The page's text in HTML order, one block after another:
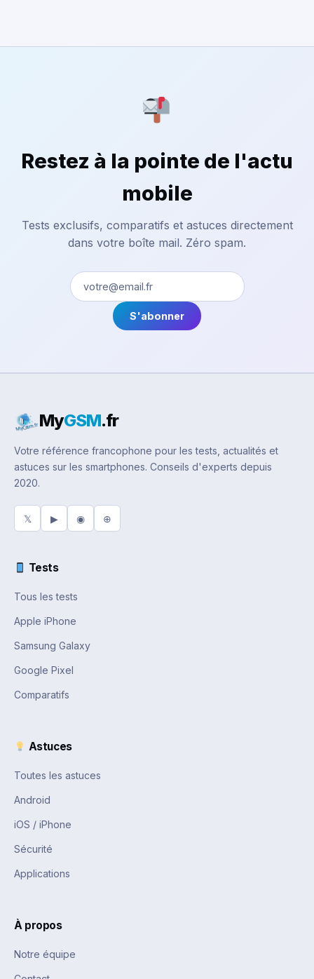
Restez à la pointe de l'actu
mobile
Tests exclusifs, comparatifs et astuces directement
dans votre boîte mail. Zéro spam.
S'abonner
MyGSM.fr
Votre référence francophone pour les tests, actualités et
astuces sur les smartphones. Conseils d'experts depuis
2020.
𝕏 ▶ ◉ ⊕
Tests
Tous les tests
Apple iPhone
Samsung Galaxy
Google Pixel
Comparatifs
Astuces
Toutes les astuces
Android
iOS / iPhone
Sécurité
Applications
À propos
Notre équipe